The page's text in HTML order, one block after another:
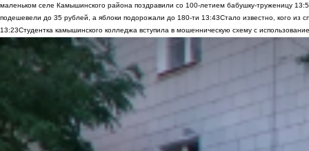
маленьком селе Камышинского района поздравили со 100-летием бабушку-труженицу
подешевели до 35 рублей, а яблоки подорожали до 180-ти 13:43Стало известно, кого из
13:23Студентка камышинского колледжа вступила в мошенническую схему с